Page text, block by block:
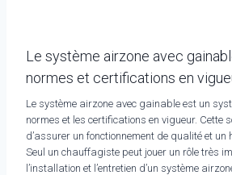
Le système airzone avec
normes et certifications en
Le système airzone avec gainable est un
normes et les certifications en vigueur. Cette
d’assurer un fonctionnement de qualité et un
Seul un chauffagiste peut jouer un rôle très
l’installation et l’entretien d’un système